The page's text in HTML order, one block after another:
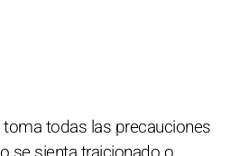
todas las precauciones